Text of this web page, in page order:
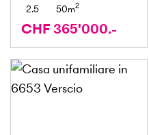
2.5 50m2
CHF 365'000.-